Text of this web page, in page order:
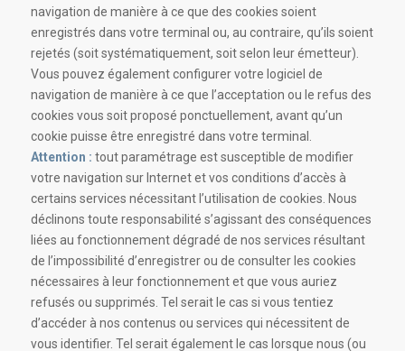
navigation de manière à ce que des cookies soient
enregistrés dans votre terminal ou, au contraire, qu’ils soient
rejetés (soit systématiquement, soit selon leur émetteur).
Vous pouvez également configurer votre logiciel de
navigation de manière à ce que l’acceptation ou le refus des
cookies vous soit proposé ponctuellement, avant qu’un
cookie puisse être enregistré dans votre terminal.
Attention : tout paramétrage est susceptible de modifier
votre navigation sur Internet et vos conditions d’accès à
certains services nécessitant l’utilisation de cookies. Nous
déclinons toute responsabilité s’agissant des conséquences
liées au fonctionnement dégradé de nos services résultant
de l’impossibilité d’enregistrer ou de consulter les cookies
nécessaires à leur fonctionnement et que vous auriez
refusés ou supprimés. Tel serait le cas si vous tentiez
d’accéder à nos contenus ou services qui nécessitent de
vous identifier. Tel serait également le cas lorsque nous (ou